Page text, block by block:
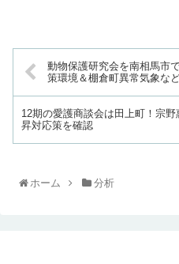
動物保護研究会を南相馬市
策環境＆棚倉町異常気象な
12期の愛護商談会は田上町！宗
昇対応策を確認
ホーム 分析